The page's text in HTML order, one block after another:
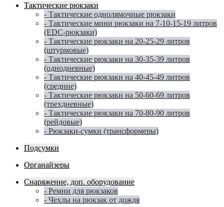
Тактические рюкзаки
- Тактические однолямочные рюкзаки
- Тактические мини рюкзаки на 7-10-15-19 литров
(EDC-рюкзаки)
- Тактические рюкзаки на 20-25-29 литров
(штурмовые)
- Тактические рюкзаки на 30-35-39 литров
(однодневные)
- Тактические рюкзаки на 40-45-49 литров
(средние)
- Тактические рюкзаки на 50-60-69 литров
(трехдневные)
- Тактические рюкзаки на 70-80-90 литров
(рейдовые)
- Рюкзаки-сумки (трансформеры)
Подсумки
Органайзеры
Снаряжение, доп. оборудование
- Ремни для рюкзаков
- Чехлы на рюкзак от дождя